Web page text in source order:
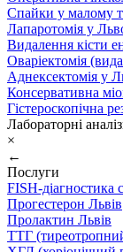
Спайки у малому
Лапаротомія у
Видалення кісти
Оваріектомія
Аднексектомія у
Консервативна
Гістероскопічна
Лабораторні
×
←
Послуги
FISH-діагностика
Прогестерон Львів
Пролактин Львів
ТТГ